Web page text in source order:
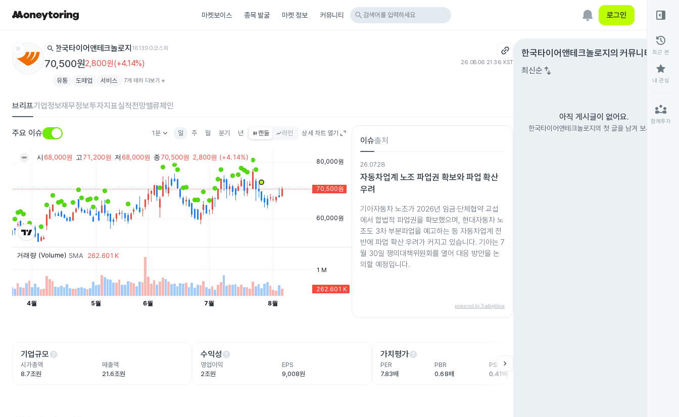
마켓보이스 종목 발굴 마켓 정보 커뮤니티 search 검색어를 입력하세요 로그인
star search 한국타이어앤테크놀로지 161390코스피
70,500원2,800원(+4.14%) 26.08.06 21:36 KST
유통 도매업 서비스 7개 테마 더보기 add
브리프기업정보재무정보투자지표실적전망밸류체인
주요 이슈 1분keyboard_arrow_down 일 주 월 분기 년 캔들 라인 상세 차트 열기
이슈출처
26.07.28
자동차업계 노조 파업권 확보와 파업 확산
우려
기아자동차 노조가 2026년 임금·단체협약 교섭
에서 합법적 파업권을 확보했으며, 현대자동차 노
조도 3차 부분파업을 예고하는 등 자동차업계 전
반에 파업 확산 우려가 커지고 있습니다. 기아는 7
월 30일 쟁의대책위원회를 열어 대응 방안을 논
의할 예정입니다.
powered by TradingView
기업규모help
시가총액
8.7조원
매출액
21.6조원
수익성help
영업이익
2조원
EPS
9,008원
가치평가help
PER
7.83배
PBR
0.68배
PSR
0.41배
chevron_right
한국타이어앤테크놀로지 의 커뮤니티expand_circle_right
최신순 swap_vert
아직 게시글이 없어요.
한국타이어앤테크놀로지의 첫 글을 남겨 보세요.
right_panel_open
history
최근 본
star
내 관심
partner_exchange
함께투자